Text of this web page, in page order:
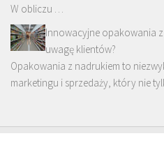
W obliczu …
Innowacyjne opakowania
uwagę klientów?
Opakowania z nadrukiem to
marketingu i sprzedaży, który nie